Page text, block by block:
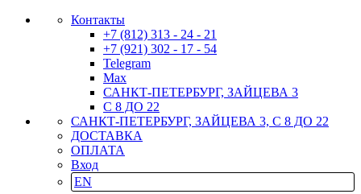
Контакты
+7 (812) 313 - 24 - 21
+7 (921) 302 - 17 - 54
Telegram
Max
САНКТ-ПЕТЕРБУРГ, ЗАЙЦЕВА 3
С 8 ДО 22
САНКТ-ПЕТЕРБУРГ, ЗАЙЦЕВА 3, С 8 ДО 22
ДОСТАВКА
ОПЛАТА
Вход
EN